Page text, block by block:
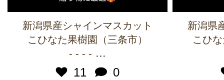
新潟県産シャインマスカット
こひなた果樹園（三条市）
- - - - ...
11
0
新潟県
こひ